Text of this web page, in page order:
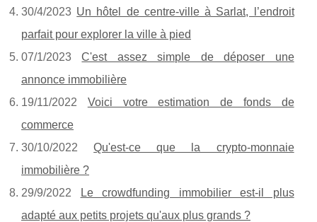
30/4/2023 Un hôtel de centre-ville à Sarlat, l’endroit
parfait pour explorer la ville à pied
07/1/2023C'est assez simple de déposer une
annonce immobilière
19/11/2022 Voici votre estimation de fonds de
commerce
30/10/2022Qu'est-ce que la crypto-monnaie
immobilière ?
29/9/2022
Le crowdfunding immobilier est-il plus
adapté aux petits projets qu'aux plus grands ?